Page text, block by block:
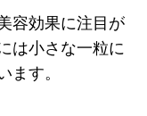
容効果に注目が
は小さな一粒に
ます。